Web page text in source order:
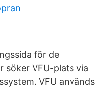
för de
söker VFU-plats via
VFU används